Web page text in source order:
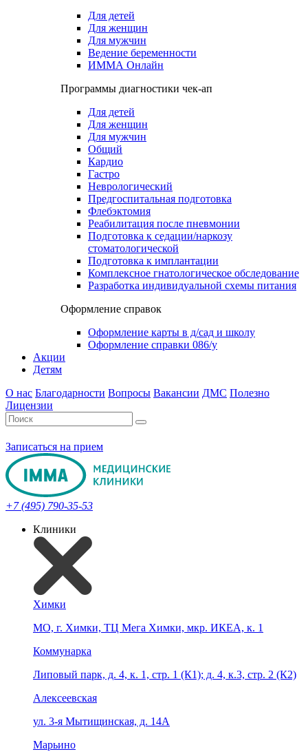
Для детей
Для женщин
Для мужчин
Ведение беременности
ИММА Онлайн
Программы диагностики чек-ап
Для детей
Для женщин
Для мужчин
Общий
Кардио
Гастро
Неврологический
Предгоспитальная подготовка
Флебэктомия
Реабилитация после пневмонии
Подготовка к седации/наркозу
стоматологической
Подготовка к имплантации
Комплексное гнатологическое обследование
Разработка индивидуальной схемы питания
Оформление справок
Оформление карты в д/сад и школу
Оформление справки 086/у
Акции
Детям
О нас Благодарности Вопросы Вакансии ДМС Полезно
Лицензии
Записаться на прием
+7 (495) 790-35-53
Клиники
Химки
МО, г. Химки, ТЦ Мега Химки, мкр. ИКЕА, к. 1
Коммунарка
Липовый парк, д. 4, к. 1, стр. 1 (К1); д. 4, к.3, стр. 2 (К2)
Алексеевская
ул. 3-я Мытищинская, д. 14А
Марьино